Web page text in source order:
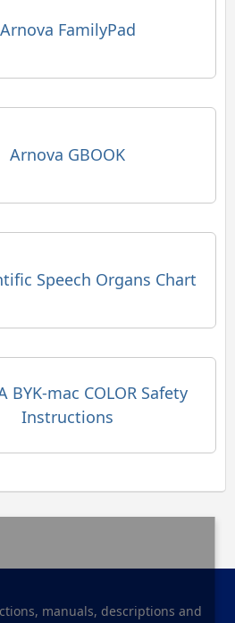
Arnova FamilyPad
Arnova GBOOK
Speech Organs Chart
BYK-mac COLOR Safety
Instructions
manuals, descriptions and